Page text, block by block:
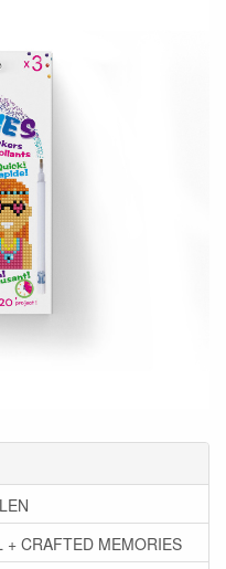
+ CRAFTED MEMORIES